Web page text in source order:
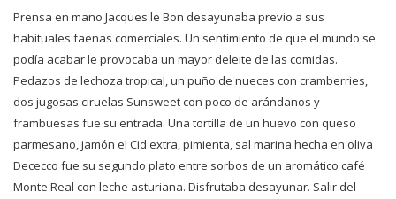
Prensa en mano Jacques le Bon desayunaba previo a sus
habituales faenas comerciales. Un sentimiento de que el mundo se
podía acabar le provocaba un mayor deleite de las comidas.
Pedazos de lechoza tropical, un puño de nueces con cramberries,
dos jugosas ciruelas Sunsweet con poco de arándanos y
frambuesas fue su entrada. Una tortilla de un huevo con queso
parmesano, jamón el Cid extra, pimienta, sal marina hecha en oliva
Dececco fue su segundo plato entre sorbos de un aromático café
Monte Real con leche asturiana. Disfrutaba desayunar. Salir del